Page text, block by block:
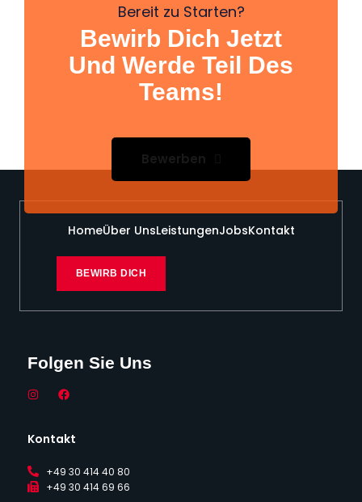
Bereit zu Starten?
Bewirb Dich Jetzt
Und Werde Teil Des
Teams!
Bewerben
HomeÜber UnsLeistungenJobsKontakt
BEWIRB DICH
Folgen Sie Uns
Kontakt
+49 30 414 40 80
+49 30 414 69 66